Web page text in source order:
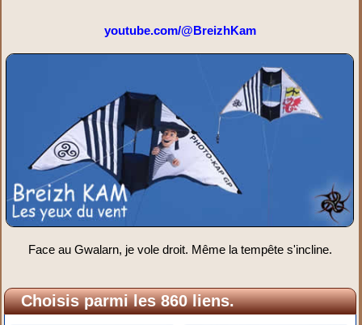
youtube.com/@BreizhKam
Face au Gwalarn, je vole droit. Même la tempête s'incline.
Choisis parmi les 860 liens.